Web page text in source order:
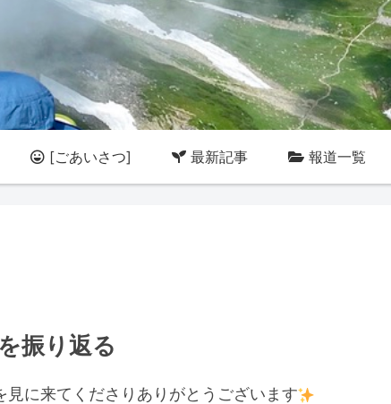
[ごあいさつ] 最新記事 報道一覧
振り返る
見に来てくださりありがとうございます